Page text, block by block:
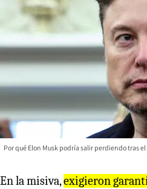
Por qué Elon Musk podría salir perdiendo tras
En la misiva,exigieron